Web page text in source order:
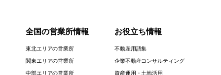
全国の営業所情報
東北エリアの営業所
関東エリアの営業所
中部エリアの営業所
お役立ち情報
不動産用語集
企業不動産コンサルティング
資産運用・土地活用